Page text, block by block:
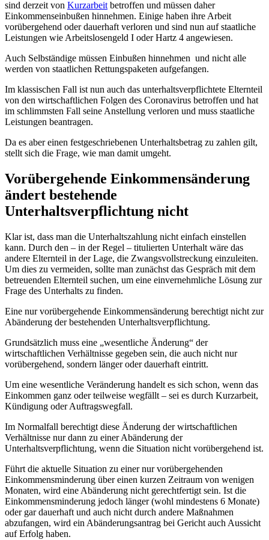
sind derzeit von Kurzarbeit betroffen und müssen daher
Einkommenseinbußen hinnehmen. Einige haben ihre Arbeit
vorübergehend oder dauerhaft verloren und sind nun auf staatliche
Leistungen wie Arbeitslosengeld I oder Hartz 4 angewiesen.
Auch Selbständige müssen Einbußen hinnehmen und nicht alle
werden von staatlichen Rettungspaketen aufgefangen.
Im klassischen Fall ist nun auch das unterhaltsverpflichtete Elternteil
von den wirtschaftlichen Folgen des Coronavirus betroffen und hat
im schlimmsten Fall seine Anstellung verloren und muss staatliche
Leistungen beantragen.
Da es aber einen festgeschriebenen Unterhaltsbetrag zu zahlen gilt,
stellt sich die Frage, wie man damit umgeht.
Vorübergehende Einkommensänderung
ändert bestehende
Unterhaltsverpflichtung nicht
Klar ist, dass man die Unterhaltszahlung nicht einfach einstellen
kann. Durch den – in der Regel – titulierten Unterhalt wäre das
andere Elternteil in der Lage, die Zwangsvollstreckung einzuleiten.
Um dies zu vermeiden, sollte man zunächst das Gespräch mit dem
betreuenden Elternteil suchen, um eine einvernehmliche Lösung zur
Frage des Unterhalts zu finden.
Eine nur vorübergehende Einkommensänderung berechtigt nicht zur
Abänderung der bestehenden Unterhaltsverpflichtung.
Grundsätzlich muss eine „wesentliche Änderung“ der
wirtschaftlichen Verhältnisse gegeben sein, die auch nicht nur
vorübergehend, sondern länger oder dauerhaft eintritt.
Um eine wesentliche Veränderung handelt es sich schon, wenn das
Einkommen ganz oder teilweise wegfällt – sei es durch Kurzarbeit,
Kündigung oder Auftragswegfall.
Im Normalfall berechtigt diese Änderung der wirtschaftlichen
Verhältnisse nur dann zu einer Abänderung der
Unterhaltsverpflichtung, wenn die Situation nicht vorübergehend ist.
Führt die aktuelle Situation zu einer nur vorübergehenden
Einkommensminderung über einen kurzen Zeitraum von wenigen
Monaten, wird eine Abänderung nicht gerechtfertigt sein. Ist die
Einkommensminderung jedoch länger (wohl mindestens 6 Monate)
oder gar dauerhaft und auch nicht durch andere Maßnahmen
abzufangen, wird ein Abänderungsantrag bei Gericht auch Aussicht
auf Erfolg haben.